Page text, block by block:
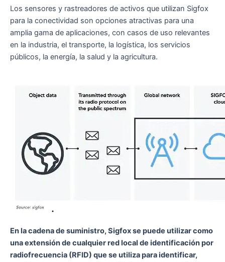
Los sensores y rastreadores de activos que utilizan Sigfox
para la conectividad son opciones atractivas para una
amplia gama de aplicaciones, con casos de uso relevantes
en la industria, el transporte, la logística, los servicios
públicos, la energía, la salud y la agricultura.
En la cadena de suministro, Sigfox se puede utilizar como
una extensión de cualquier red local de identificación por
radiofrecuencia (RFID) que se utiliza para identificar,